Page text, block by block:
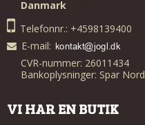
Danmark
Telefonnr.: +4598139400
E-mail:
CVR-nummer: 26011434
Bankoplysninger: Spar Nord
VI HAR EN BUTIK